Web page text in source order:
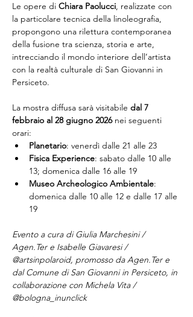
Le opere di Chiara Paolucci, realizzate con
la particolare tecnica della linoleografia,
propongono una rilettura contemporanea
della fusione tra scienza, storia e arte,
intrecciando il mondo interiore dell’artista
con la realtà culturale di San Giovanni in
Persiceto.
La mostra diffusa sarà visitabile dal 7
febbraio al 28 giugno 2026 nei seguenti
orari:
Planetario: venerdì dalle 21 alle 23
Fisica Experience: sabato dalle 10 alle
13; domenica dalle 16 alle 19
Museo Archeologico Ambientale:
domenica dalle 10 alle 12 e dalle 17 alle
19
Evento a cura di Giulia Marchesini /
Agen.Ter e Isabelle Giavaresi /
@artsinpolaroid, promosso da Agen.Ter e
dal Comune di San Giovanni in Persiceto, in
collaborazione con Michela Vita /
@bologna_inunclick